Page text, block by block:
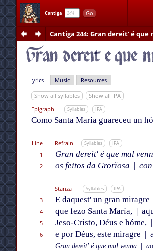
Cantiga Go
Cantiga 244: Gran dereit' é que
Lyrics Music Resources
Show all syllables
Show all IPA
Epigraph
Syllables IPA
Como Santa María guareceu un
Line Refrain Syllables IPA
1
Gran dereit' é que mal
2
os feitos da Grorïosa |
Stanza I Syllables IPA
3 E daquest' un gran miragre
4
que fezo Santa María, |
5
Jeso-Cristo, Déus e hóme, |
6
e por Déus, este miragre |
Gran dereit' é que mal venna